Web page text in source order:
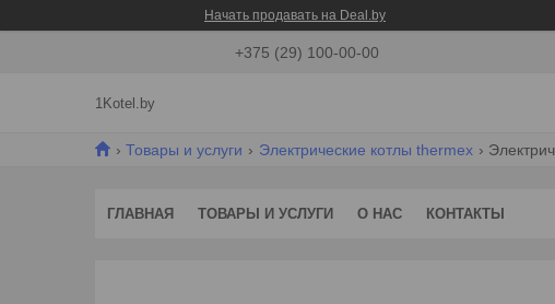
Начать продавать на Deal.by
+375 (29) 100-00-00
1Kotel.by
Товары и услуги Электрические котлы thermex
ГЛАВНАЯ ТОВАРЫ И УСЛУГИ О НАС КОНТАКТЫ